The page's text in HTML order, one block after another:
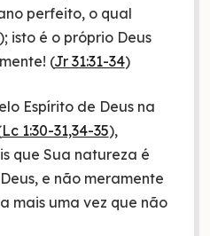
perfeito, o qual
isto é o próprio Deus
(Jr 31:31-34)
Espírito de Deus na
Lc 1:30-31,34-35),
que Sua natureza é
e não meramente
mais uma vez que não